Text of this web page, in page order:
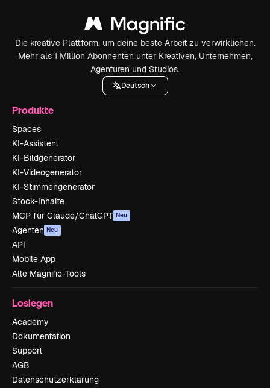
Die kreative Plattform, um deine beste Arbeit zu verwirklichen.
Mehr als 1 Million Abonnenten unter Kreativen, Unternehmen,
Agenturen und Studios.
Deutsch
Produkte
Spaces
KI-Assistent
KI-Bildgenerator
KI-Videogenerator
KI-Stimmengenerator
Stock-Inhalte
MCP für Claude/ChatGPT Neu
Agenten Neu
API
Mobile App
Alle Magnific-Tools
Loslegen
Academy
Dokumentation
Support
AGB
Datenschutzerklärung